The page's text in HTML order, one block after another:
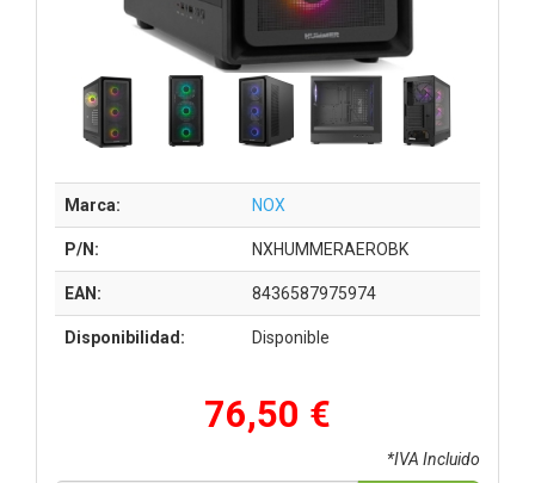
Marca: NOX
P/N: NXHUMMERAEROBK
EAN: 8436587975974
Disponibilidad: Disponible
76,50 €
*IVA Incluido